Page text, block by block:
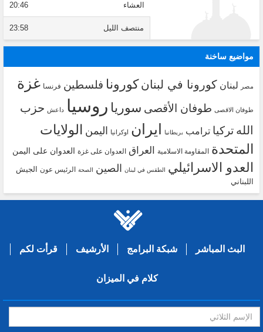
العشاء 20:46
منتصف الليل 23:58
مواضيع ساخنة
مصر لبنان كورونا في لبنانكورونا فلسطين فرنسا غزة
طوفان الاقصى طوفان الأقصى سوريا روسيا داعش حزب
الله تركيا ترامب بريطانيا ايران اوكرانيا اليمن
الولايات
المتحدة
المقاومة الاسلامية العراق العدوان على غزة العدوان على اليمن
العدو الاسرائيلي الطقس في لبنان الصين الصحة الرئيس عون
الجيش
اللبناني
البث المباشر شبكة البرامج الأرشيف قرأت لكم
كلام في الميزان